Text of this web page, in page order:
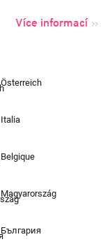
Více informací
Österreich
Italia
Belgique
Magyarország
България